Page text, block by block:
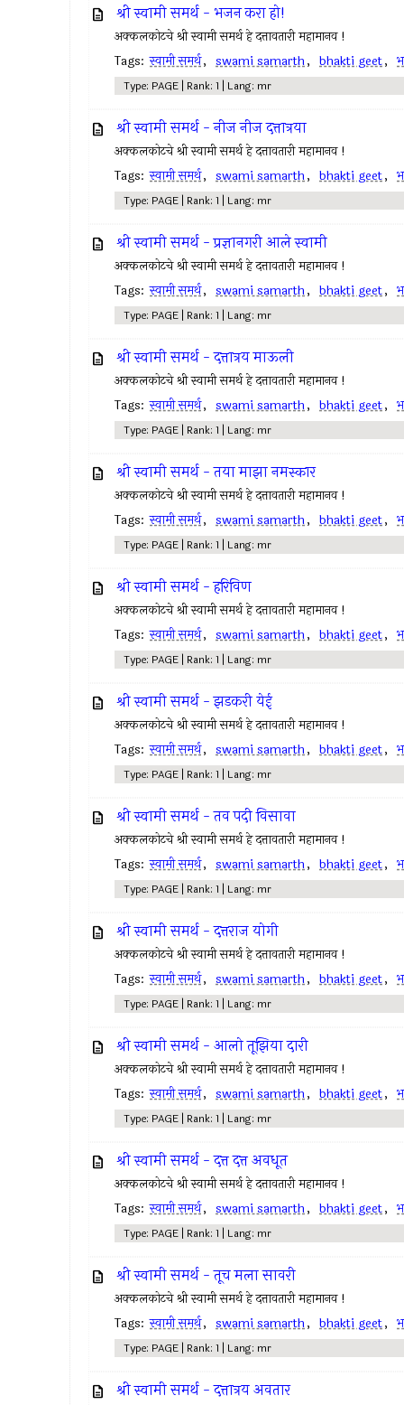
श्री स्वामी समर्थ - भजन करा हो!
अक्कलकोटचे श्री स्वामी समर्थ हे दत्तावतारी महामानव !
Tags: स्वामी समर्थ, swami samarth, bhakti geet,
Type: PAGE | Rank: 1 | Lang: mr
श्री स्वामी समर्थ - नीज नीज दत्तात्रया
अक्कलकोटचे श्री स्वामी समर्थ हे दत्तावतारी महामानव !
Tags: स्वामी समर्थ, swami samarth, bhakti geet,
Type: PAGE | Rank: 1 | Lang: mr
श्री स्वामी समर्थ - प्रज्ञानगरी आले स्वामी
अक्कलकोटचे श्री स्वामी समर्थ हे दत्तावतारी महामानव !
Tags: स्वामी समर्थ, swami samarth, bhakti geet,
Type: PAGE | Rank: 1 | Lang: mr
श्री स्वामी समर्थ - दत्तात्रय माऊली
अक्कलकोटचे श्री स्वामी समर्थ हे दत्तावतारी महामानव !
Tags: स्वामी समर्थ, swami samarth, bhakti geet,
Type: PAGE | Rank: 1 | Lang: mr
श्री स्वामी समर्थ - तया माझा नमस्कार
अक्कलकोटचे श्री स्वामी समर्थ हे दत्तावतारी महामानव !
Tags: स्वामी समर्थ, swami samarth, bhakti geet,
Type: PAGE | Rank: 1 | Lang: mr
श्री स्वामी समर्थ - हरिविण
अक्कलकोटचे श्री स्वामी समर्थ हे दत्तावतारी महामानव !
Tags: स्वामी समर्थ, swami samarth, bhakti geet,
Type: PAGE | Rank: 1 | Lang: mr
श्री स्वामी समर्थ - झडकरी येई
अक्कलकोटचे श्री स्वामी समर्थ हे दत्तावतारी महामानव !
Tags: स्वामी समर्थ, swami samarth, bhakti geet,
Type: PAGE | Rank: 1 | Lang: mr
श्री स्वामी समर्थ - तव पदी विसावा
अक्कलकोटचे श्री स्वामी समर्थ हे दत्तावतारी महामानव !
Tags: स्वामी समर्थ, swami samarth, bhakti geet,
Type: PAGE | Rank: 1 | Lang: mr
श्री स्वामी समर्थ - दत्तराज योगी
अक्कलकोटचे श्री स्वामी समर्थ हे दत्तावतारी महामानव !
Tags: स्वामी समर्थ, swami samarth, bhakti geet,
Type: PAGE | Rank: 1 | Lang: mr
श्री स्वामी समर्थ - आलो तूझिया दारी
अक्कलकोटचे श्री स्वामी समर्थ हे दत्तावतारी महामानव !
Tags: स्वामी समर्थ, swami samarth, bhakti geet,
Type: PAGE | Rank: 1 | Lang: mr
श्री स्वामी समर्थ - दत्त दत्त अवधूत
अक्कलकोटचे श्री स्वामी समर्थ हे दत्तावतारी महामानव !
Tags: स्वामी समर्थ, swami samarth, bhakti geet,
Type: PAGE | Rank: 1 | Lang: mr
श्री स्वामी समर्थ - तूच मला सावरी
अक्कलकोटचे श्री स्वामी समर्थ हे दत्तावतारी महामानव !
Tags: स्वामी समर्थ, swami samarth, bhakti geet,
Type: PAGE | Rank: 1 | Lang: mr
श्री स्वामी समर्थ - दत्तात्रय अवतार